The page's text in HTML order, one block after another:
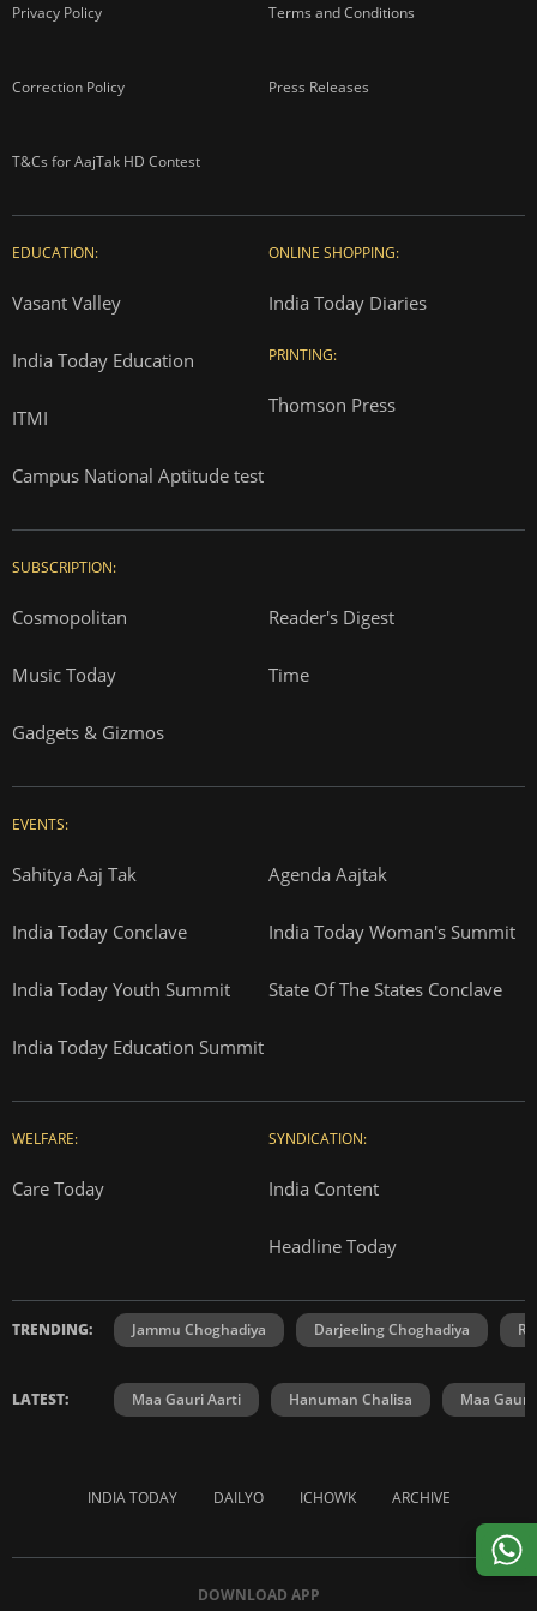
Privacy Policy Terms and Conditions
Correction Policy Press Releases
T&Cs for AajTak HD Contest
EDUCATION:
Vasant Valley
India Today Education
ITMI
Campus National Aptitude test
ONLINE SHOPPING:
India Today Diaries
PRINTING:
Thomson Press
SUBSCRIPTION:
Cosmopolitan Reader's Digest
Music Today Time
Gadgets & Gizmos
EVENTS:
Sahitya Aaj Tak Agenda Aajtak
India Today Conclave India Today Woman's Summit
India Today Youth Summit State Of The States Conclave
India Today Education Summit
WELFARE:
Care Today
SYNDICATION:
India Content
Headline Today
TRENDING: Jammu Choghadiya Darjeeling Choghadiya
LATEST: Maa Gauri Aarti Hanuman Chalisa Maa Gauri
INDIA TODAY DAILYO ICHOWK ARCHIVE
DOWNLOAD APP